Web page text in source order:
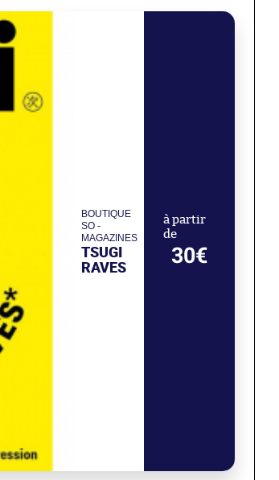
BOUTIQUE
SO -
MAGAZINES
TSUGI
RAVES
à partir
de
30€